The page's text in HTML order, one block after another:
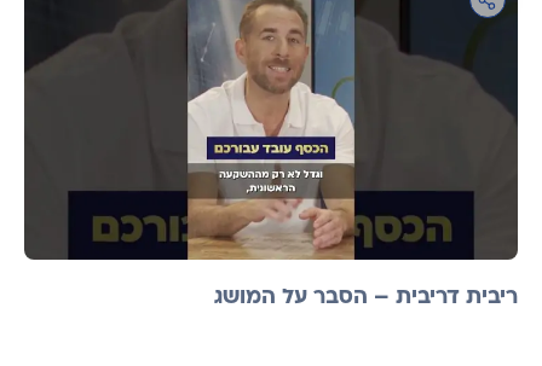
ריבית דריבית – הסבר על המושג